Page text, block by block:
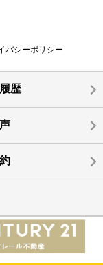
バシーポリシー
歴